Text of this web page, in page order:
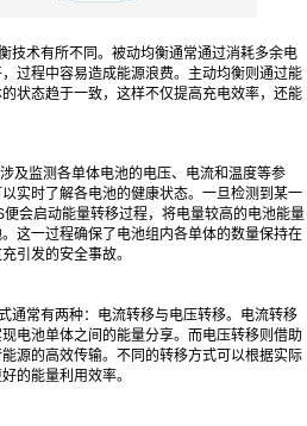
技术有所不同。被动均衡通常通过消耗多余电
过程中容易造成能源浪费。主动均衡则通过能
状态趋于一致，这样不仅提高充电效率，还能
及监测各单体电池的电压、电流和温度等参
实时了解各电池的健康状态。一旦检测到某一
会启动能量转移过程，将电量较高的电池能量
这一过程确保了电池组内各单体的数量保持在
引发的安全事故。
通常有两种：电流转移与电压转移。电流转移
电池单体之间的能量分享。而电压转移则借助
源的高效传输。不同的转移方式可以根据实际
的能量利用效率。